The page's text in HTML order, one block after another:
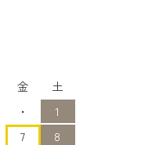
金
土
・
1
7
8